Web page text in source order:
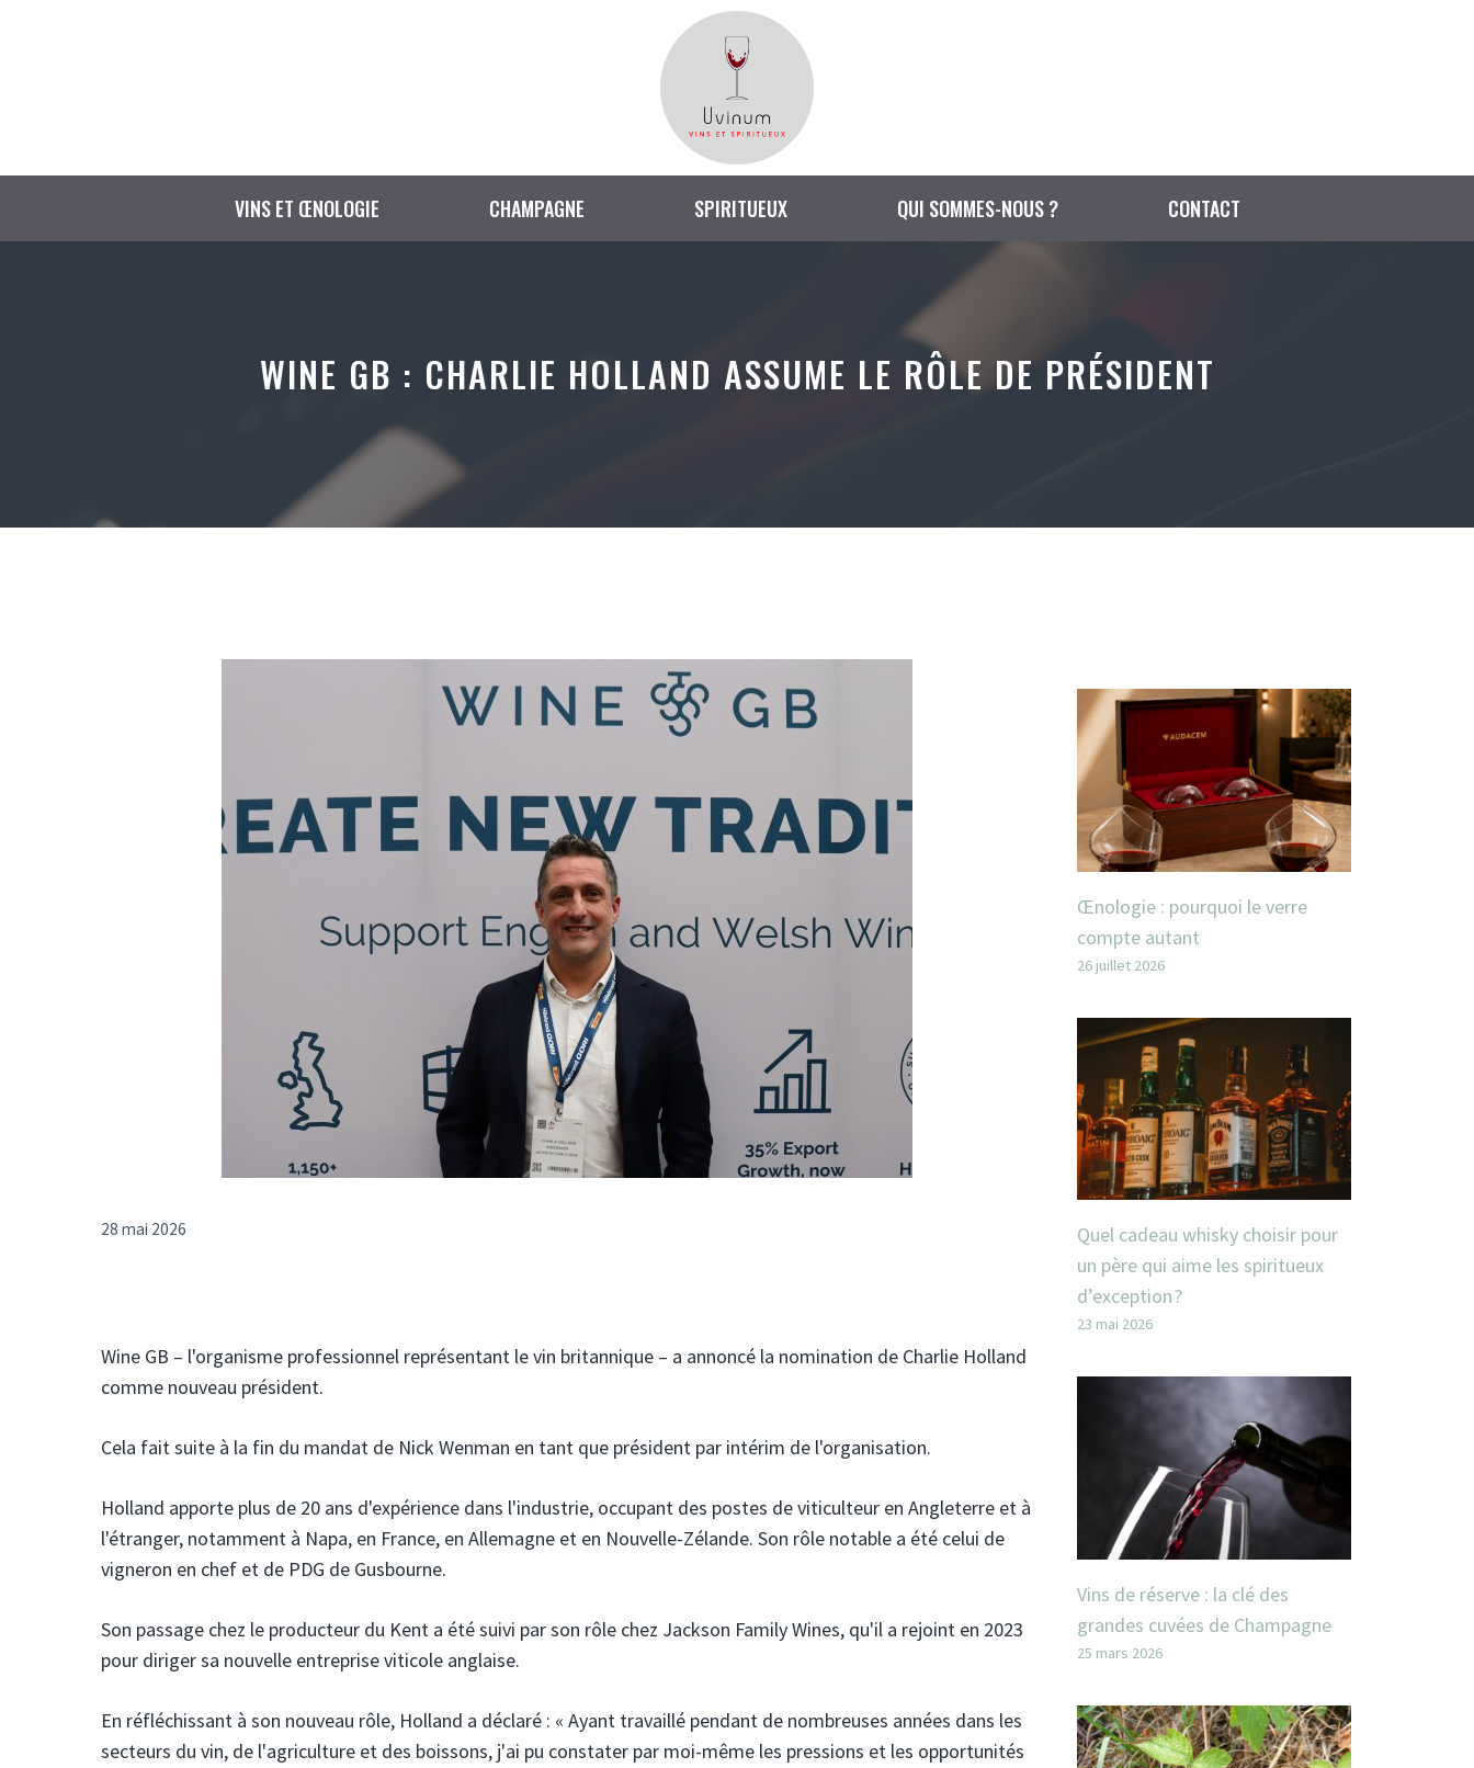
VINS ET ŒNOLOGIE CHAMPAGNE SPIRITUEUX QUI SOMMES-NOUS ? CONTACT
WINE GB : CHARLIE HOLLAND ASSUME LE RÔLE DE PRÉSIDENT
28 mai 2026
Wine GB – l'organisme professionnel représentant le vin britannique – a annoncé la nomination de Charlie Holland
comme nouveau président.
Cela fait suite à la fin du mandat de Nick Wenman en tant que président par intérim de l'organisation.
Holland apporte plus de 20 ans d'expérience dans l'industrie, occupant des postes de viticulteur en Angleterre et à
l'étranger, notamment à Napa, en France, en Allemagne et en Nouvelle-Zélande. Son rôle notable a été celui de
vigneron en chef et de PDG de Gusbourne.
Son passage chez le producteur du Kent a été suivi par son rôle chez Jackson Family Wines, qu'il a rejoint en 2023
pour diriger sa nouvelle entreprise viticole anglaise.
En réfléchissant à son nouveau rôle, Holland a déclaré : « Ayant travaillé pendant de nombreuses années dans les
secteurs du vin, de l'agriculture et des boissons, j'ai pu constater par moi-même les pressions et les opportunités
Œnologie : pourquoi le verre
compte autant
26 juillet 2026
Quel cadeau whisky choisir pour
un père qui aime les spiritueux
d’exception ?
23 mai 2026
Vins de réserve : la clé des
grandes cuvées de Champagne
25 mars 2026